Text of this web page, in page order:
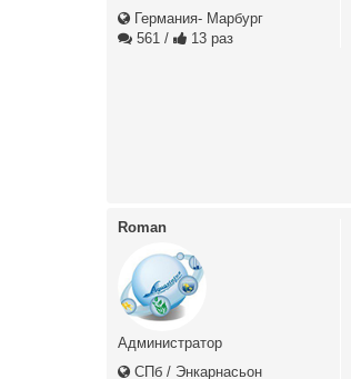
Германия- Марбург
561 / 13 раз
Roman
Администратор
СПб / Энкарнасьон